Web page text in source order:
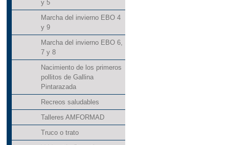
y 5
Marcha del invierno EBO 4
y 9
Marcha del invierno EBO 6,
7 y 8
Nacimiento de los primeros
pollitos de Gallina
Pintarazada
Recreos saludables
Talleres AMFORMAD
Truco o trato